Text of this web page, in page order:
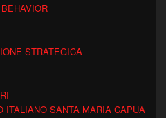
STRATEGICA
ITALIANO SANTA MARIA CAPUA